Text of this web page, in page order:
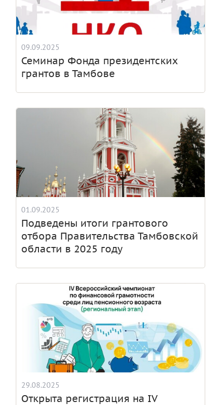
09.09.2025
Семинар Фонда президентских
грантов в Тамбове
01.09.2025
Подведены итоги грантового
отбора Правительства Тамбовской
области в 2025 году
29.08.2025
Открыта регистрация на IV